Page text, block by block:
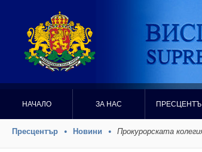
НАЧАЛО ЗА НАС
Пресцентър Новини Прокурорската